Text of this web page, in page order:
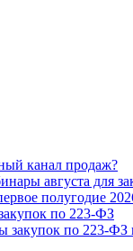
канал продаж?
августа для
полугодие
по 223-ФЗ
закупок по 223-